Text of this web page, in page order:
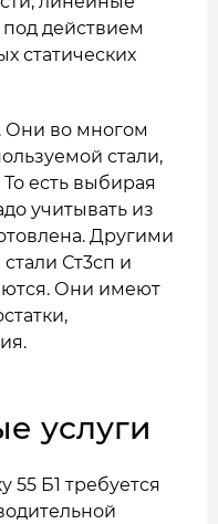
действием
статических
Они во многом
стали,
есть выбирая
учитывать из
Другими
Ст3сп и
Они имеют
услуги
55 Б1 требуется